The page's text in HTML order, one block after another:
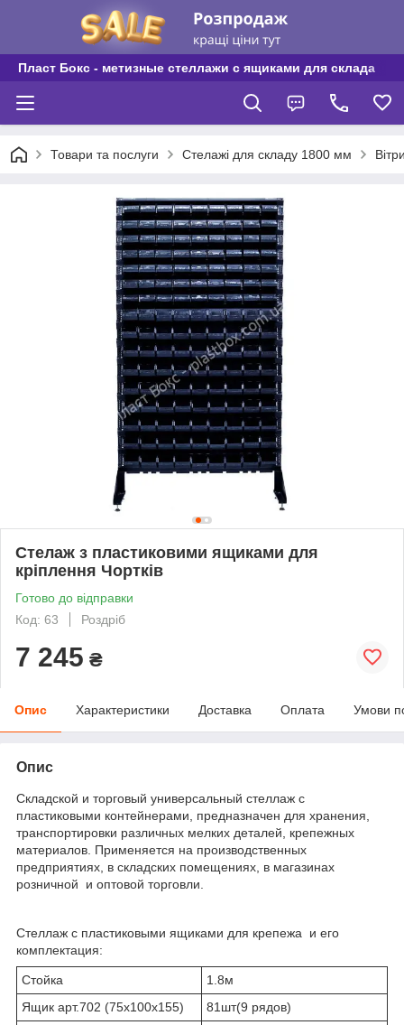
Пласт Бокс - метизные стеллажи с ящиками для склада
Товари та послуги Стелажі для складу 1800 мм
Стелаж з пластиковими ящиками для
кріплення Чортків
Готово до відправки
Код: 63
Роздріб
7 245 ₴
Опис Характеристики Доставка Оплата Умови
Опис
Складской и торговый универсальный стеллаж с
пластиковыми контейнерами, предназначен для хранения,
транспортировки различных мелких деталей, крепежных
материалов. Применяется на производственных
предприятиях, в складских помещениях, в магазинах
розничной и оптовой торговли.
Стеллаж с пластиковыми ящиками для крепежа и его
комплектация:
Стойка
1.8м
Ящик арт.702 (75х100х155)
81шт(9 рядов)